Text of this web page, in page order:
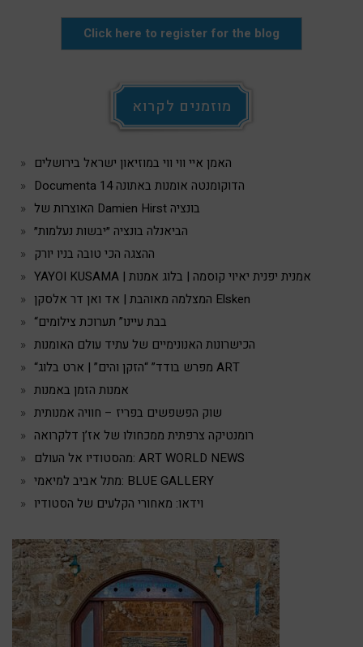
Click here to register for the blog
מוזמנים לקרוא
האמן איי ווי ווי במוזיאון ישראל בירושלים
Documenta 14 הדוקומנטה אומנות באתונה
האוצרות של Damien Hirst בונציה
הביאנלה בונציה ״יבשות נעלמות״
ההצגה הכי טובה בניו יורק
YAYOI KUSAMA | אמנית יפנית יאיוי קוסמה | בלוג אמנות
המצלמה מאוהבת | אד ואן דר אלסקן Elsken
“בבת עיינו” תערוכת צילומים
הכישרונות האנונימיים של עתיד עולם האומנות
“מפרש בודד” “הזקן והים” | ארט בלוג ART
אמנות הזמן באמנות
שוק הפשפשים בפריז – חוויה אמנותית
רומנטיקה צרפתית ממכחולו של אז’ן דלקרואה
מהסטודיו אל העולם: ART WORLD NEWS
מתל אביב למיאמי: BLUE GALLERY
וידאו: מאחורי הקלעים של הסטודיו